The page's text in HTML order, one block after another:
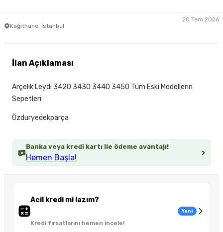
Kağıthane, İstanbul
20 Tem 2026
Banka veya kredi kartı ile ödeme avantajı!
Hemen Başla!
Acil kredi mi lazım?
Kredi fırsatlarını hemen incele!
Yeni
İlan Açıklaması
Arçelik Leydi 3420 3430 3440 3450 Tüm Eski Modellerin
Sepetleri
Özduryedekparça